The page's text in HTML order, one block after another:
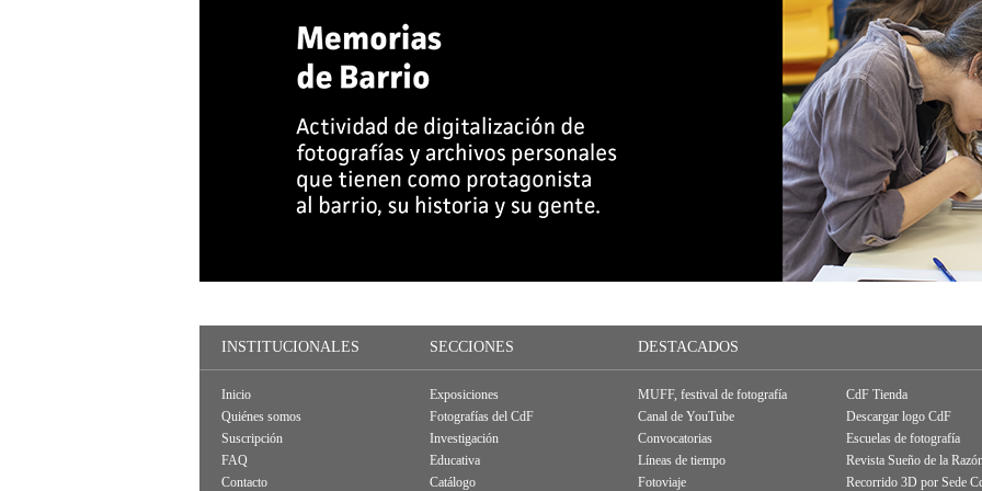
INSTITUCIONALES SECCIONES DESTACADOS
Inicio
Quiénes somos
Suscripción
FAQ
Contacto
Exposiciones
Fotografías del CdF
Investigación
Educativa
Catálogo
MUFF, festival de fotografía
Canal de YouTube
Convocatorias
Líneas de tiempo
Fotoviaje
CdF Tienda
Descargar logo CdF
Escuelas de fotografía
Revista Sueño de la
Recorrido 3D por Sede